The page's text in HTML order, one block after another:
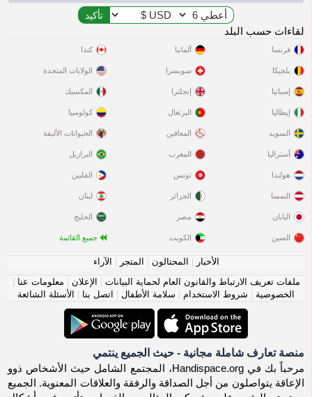
لقاءات حسب البلد
فرنسا
بلجيكا
إسبانيا
إيطاليا
السويد
ألمانيا
سويسرا
إنجلترا
البرتغال
المعاقين
كندا
الولايات المتحدة
المكسيك
كولومبيا
الحيوانات الأليفة
أستراليا
هولندا
النمسا
اليابان
الصين
المغرب
تونس
الجزائر
مصر
الكويت
البرازيل
الفلبين
لبنان
الخليج
جميع القائمة
الأخبار المحتالون المتجر
الآراء
ملفات تعريف الارتباط والقانون العام لحماية البيانات
الإعلان معلومات عنا
الخصوصية
شروط الاستخدام سلامة الأطفال اتصل بنا الأسئلة الشائعة
منصة تعارف شاملة مجانية - حيث الجميع ينتمي
مرحباً بك في Handispace.org، المجتمع الشامل حيث الأشخاص ذوو
الإعاقة يتواصلون من أجل الصداقة والرفقة والعلاقات المعنوية. الجميع